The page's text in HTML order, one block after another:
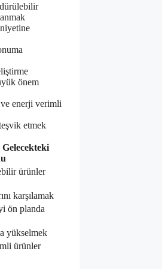
önem
enerji verimli
etmek
Gelecekteki
ürünler
karşılamak
ön planda
yükselmek
ürünler